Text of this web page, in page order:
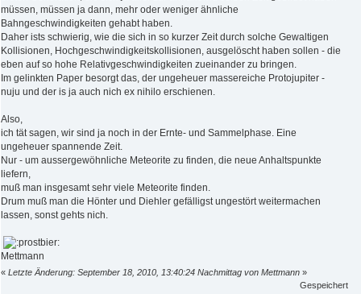
müssen, müssen ja dann, mehr oder weniger ähnliche
Bahngeschwindigkeiten gehabt haben.
Daher ists schwierig, wie die sich in so kurzer Zeit durch solche Gewaltigen
Kollisionen, Hochgeschwindigkeitskollisionen, ausgelöscht haben sollen - die
eben auf so hohe Relativgeschwindigkeiten zueinander zu bringen.
Im gelinkten Paper besorgt das, der ungeheuer massereiche Protojupiter -
nuju und der is ja auch nich ex nihilo erschienen.
Also,
ich tät sagen, wir sind ja noch in der Ernte- und Sammelphase. Eine
ungeheuer spannende Zeit.
Nur - um aussergewöhnliche Meteorite zu finden, die neue Anhaltspunkte
liefern,
muß man insgesamt sehr viele Meteorite finden.
Drum muß man die Hönter und Diehler gefälligst ungestört weitermachen
lassen, sonst gehts nich.
Mettmann
« Letzte Änderung: September 18, 2010, 13:40:24 Nachmittag von Mettmann »
Gespeichert